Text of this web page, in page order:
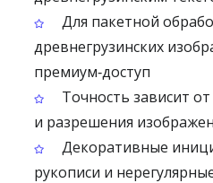
Для пакетной
древнегрузинских
премиум‑доступ
Точность зависит
и разрешения
Декоративные
рукописи и